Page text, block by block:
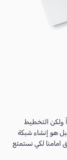
ولكن التخطيط
هو إنشاء شبكة
امامنا لكي نستمتع